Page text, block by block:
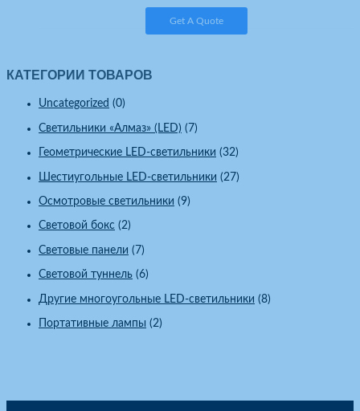
КАТЕГОРИИ ТОВАРОВ
Uncategorized (0)
Светильники «Алмаз» (LED) (7)
Геометрические LED-светильники (32)
Шестиугольные LED-светильники (27)
Осмотровые светильники (9)
Световой бокс (2)
Световые панели (7)
Световой туннель (6)
Другие многоугольные LED-светильники (8)
Портативные лампы (2)
Get A Quote